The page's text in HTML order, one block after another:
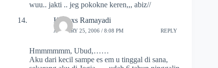
wuu.. jakti .. jeg pokokne keren,,, abiz//
K-Dexs Ramayadi
JANUARY 25, 2006 / 8:08 PM REPLY
Hmmmmmm, Ubud,……
Aku dari kecil sampe es em u tinggal di sana,